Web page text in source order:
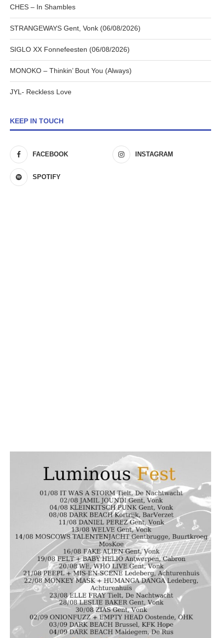
CHES – In Shambles
STRANGEWAYS Gent, Vonk (06/08/2026)
SIGLO XX Fonnefeesten (06/08/2026)
MONOKO – Thinkin’ Bout You (Always)
JYL- Reckless Love
KEEP IN TOUCH
FACEBOOK INSTAGRAM
SPOTIFY